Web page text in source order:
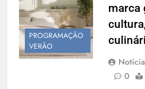
PROGRAMAÇÃO
VERÃO
marca
0